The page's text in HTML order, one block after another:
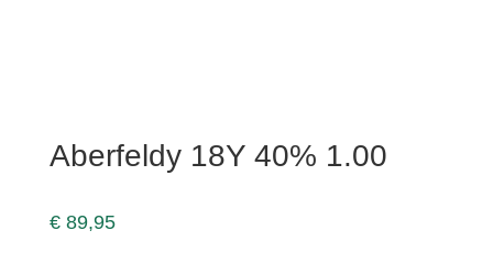
Aberfeldy 18Y 40% 1.00
€89,95